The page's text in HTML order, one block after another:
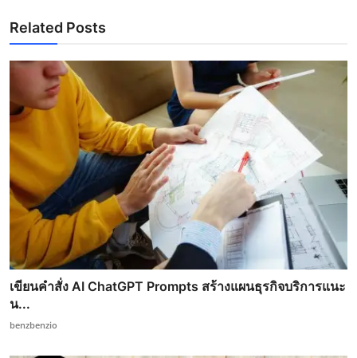
Related Posts
เขียนคำสั่ง AI ChatGPT Prompts สร้างแผนธุรกิจบริการแนะ
น...
benzbenzio